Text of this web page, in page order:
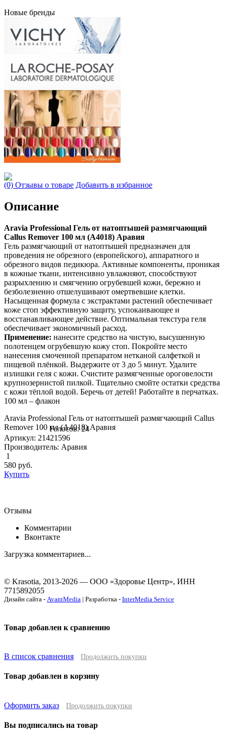
Новые бренды
(0) Отзывы о товаре Добавить в избранное
Описание
Aravia Professional Гель от натоптышей размягчающий
Callus Remover 100 мл (А4018) Аравия
Гель размягчающий от натоптышей предназначен для
проведения не обрезного (европейского), аппаратного и
обрезного видов педикюра. Активные компоненты, проникая
в кожные ткани, интенсивно увлажняют, способствуют
разрыхлению и смягчению огрубевшей кожи, бережно и
безболезненно отшелушивают омертвевшие клетки.
Насыщенная формула с экстрактами растений обеспечивает
коже стоп эффективную защиту, успокаивающее и
восстанавливающее действие. Оптимальная текстура геля
обеспечивает экономичный расход.
Применение: нанесите средство на чистую, высушенную
полотенцем огрубевшую кожу стоп. Покройте место
нанесения смоченной препаратом нетканой салфеткой и
пищевой плёнкой. Выдержите от 3 до 5 минут. Удалите
излишки геля с кожи. Счистите размягченные ороговелости
крупнозернистой пилкой. Тщательно смойте остатки средства
с кожи тёплой водой. Беречь от детей! Работайте в перчатках.
100 мл – флакон
Aravia Professional Гель от натоптышей размягчающий Callus
Remover 100 мл (А4018) Аравия
Голосов: 24
Артикул: 21421596
Производитель: Аравия
1
580 руб.
Купить
Отзывы
Комментарии
Вконтакте
Загрузка комментариев...
© Krasotia, 2013-2026 — ООО «Здоровье Центр», ИНН
7715892055
Дизайн сайта - AvantMedia | Разработка - InterMedia Service
Товар добавлен к сравнению
В список сравнения Продолжить покупки
Товар добавлен в корзину
Оформить заказ Продолжить покупки
Вы подписались на товар